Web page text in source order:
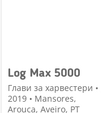
Log Max 5000
Глави за харвестери •
2019 • Mansores,
Arouca, Aveiro, PT